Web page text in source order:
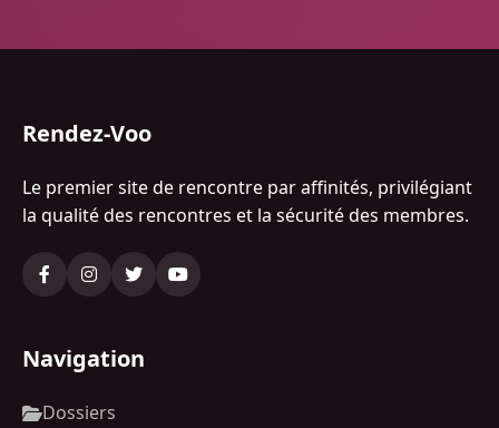
Rendez-Voo
Le premier site de rencontre par affinités, privilégiant
la qualité des rencontres et la sécurité des membres.
Navigation
Dossiers